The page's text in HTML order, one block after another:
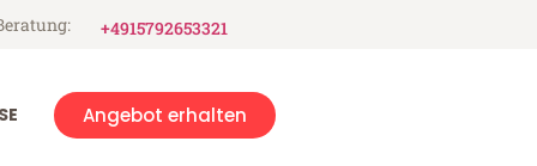
+4915792653321
Angebot erhalten